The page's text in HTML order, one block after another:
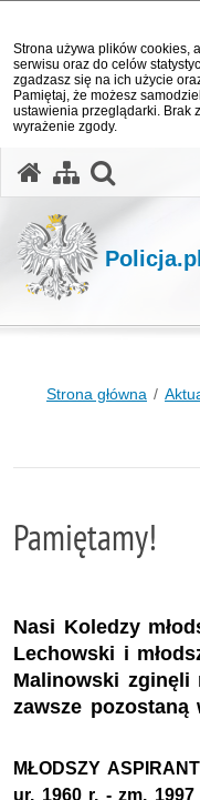
Strona używa plików cookies,
serwisu oraz do celów
zgadzasz się na ich użycie
Pamiętaj, że możesz
ustawienia przeglądarki. Brak
wyrażenie zgody.
Strona główna
Pamiętamy!
Nasi Koledzy
Lechowski i
Malinowski zginęli
zawsze pozostaną
MŁODSZY
ur. 1960 r. -zm. 1997